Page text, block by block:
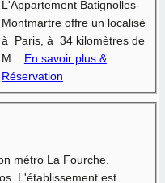
L'Appartement Batignolles-
Montmartre offre un localisé
à Paris, à 34 kilomètres de
M... En savoir plus &
Réservation
métro La Fourche.
L'établissement est